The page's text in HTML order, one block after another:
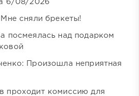
6/08/2026
сняли брекеты!
посмеялась над подарком
Произошла неприятная
проходит комиссию для